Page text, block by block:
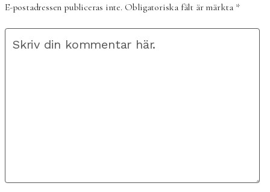
E-postadressen publiceras inte.Obligatoriska fält är märkta *